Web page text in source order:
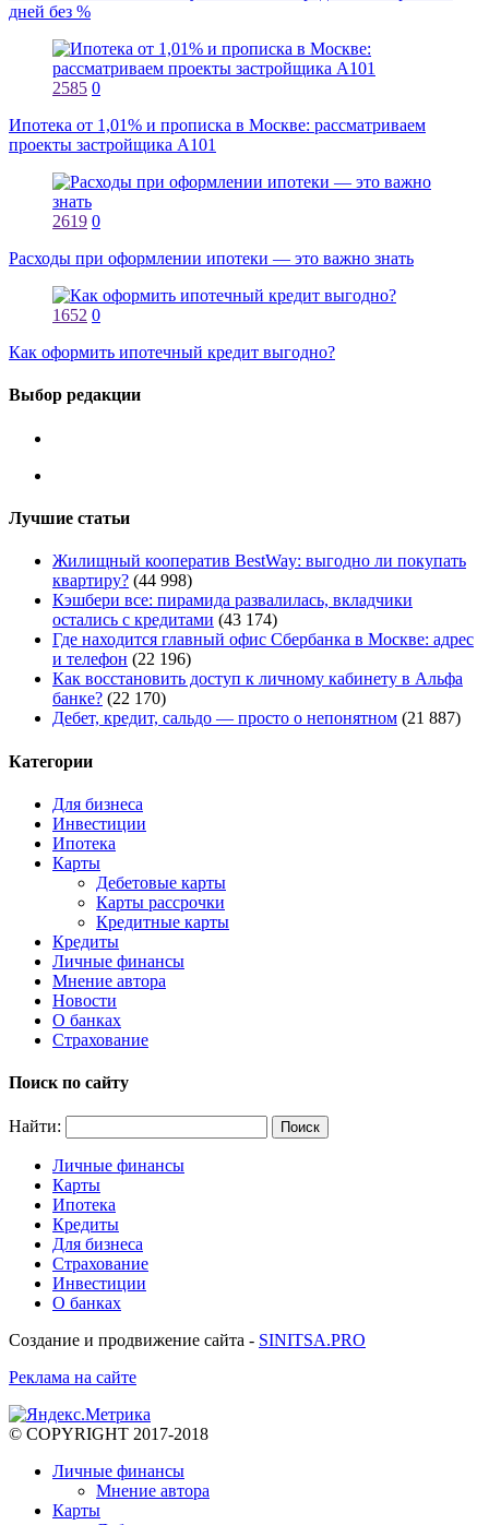
дней без %
2585 0
Ипотека от 1,01% и прописка в Москве: рассматриваем
проекты застройщика А101
2619 0
Расходы при оформлении ипотеки — это важно знать
1652 0
Как оформить ипотечный кредит выгодно?
Выбор редакции
Лучшие статьи
Жилищный кооператив BestWay: выгодно ли покупать
квартиру? (44 998)
Кэшбери все: пирамида развалилась, вкладчики
остались с кредитами (43 174)
Где находится главный офис Сбербанка в Москве: адрес
и телефон (22 196)
Как восстановить доступ к личному кабинету в Альфа
банке? (22 170)
Дебет, кредит, сальдо — просто о непонятном (21 887)
Категории
Для бизнеса
Инвестиции
Ипотека
Карты
Дебетовые карты
Карты рассрочки
Кредитные карты
Кредиты
Личные финансы
Мнение автора
Новости
О банках
Страхование
Поиск по сайту
Найти:
Личные финансы
Карты
Ипотека
Кредиты
Для бизнеса
Страхование
Инвестиции
О банках
Создание и продвижение сайта - SINITSA.PRO
Реклама на сайте
© COPYRIGHT 2017-2018
Личные финансы
Мнение автора
Карты